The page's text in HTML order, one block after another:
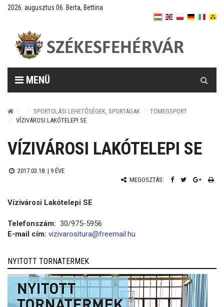
2026. augusztus 06. Berta, Bettina
MENÜ
SPORTOLÁSI LEHETŐSÉGEK, SPORTÁGAK
TÖMEGSPORT
VÍZIVÁROSI LAKÓTELEPI SE
VÍZIVÁROSI LAKÓTELEPI SE
2017.03.18. | 9 ÉVE
MEGOSZTÁS:
Vízivárosi Lakótelepi SE
Telefonszám: 30/975-5956
E-mail cím: vizivarositura@freemail.hu
NYITOTT TORNATERMEK